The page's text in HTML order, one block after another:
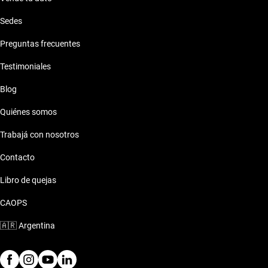
Kia Seltos 2021
Kia Seltos 2022
Kia Seltos 2023
Kia Seltos 2024
Kia Rio
Kia Seltos
Kia Sorento
Kia Sportage
Sedes
Preguntas frecuentes
Testimoniales
Blog
Quiénes somos
Trabajá con nosotros
Contacto
Libro de quejas
CAOPS
🇦🇷Argentina